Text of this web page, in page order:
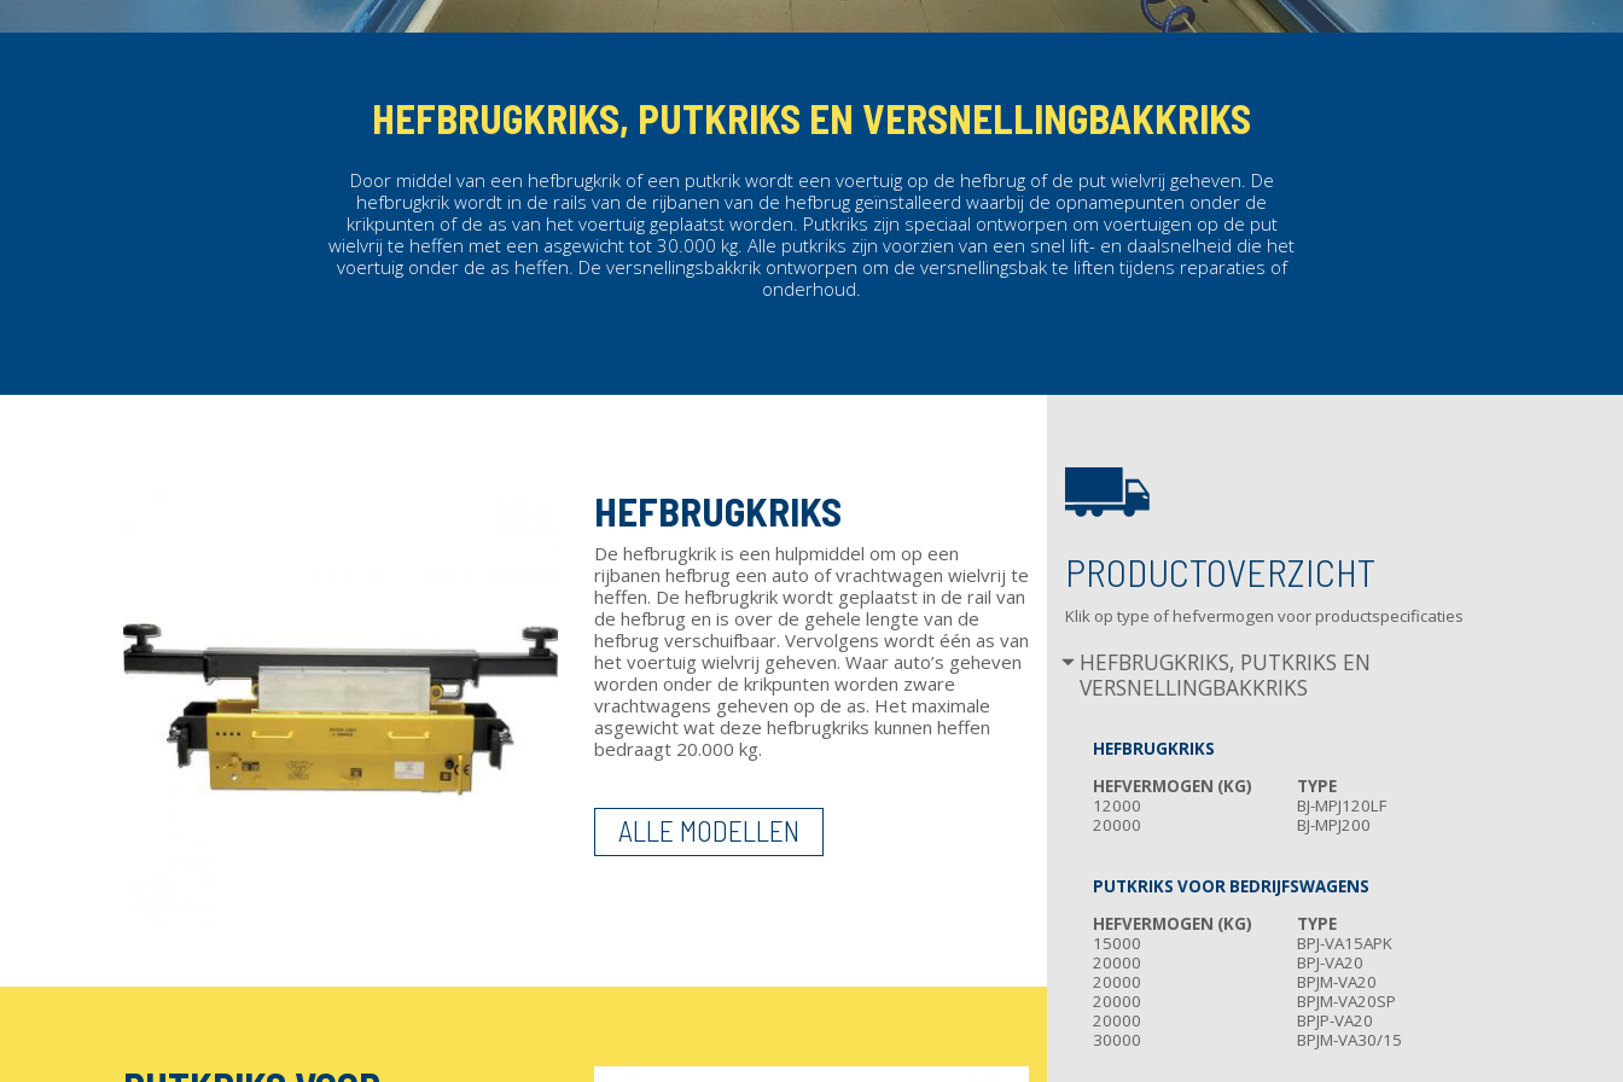
HEFBRUGKRIKS, PUTKRIKS EN VERSNELLINGBAKKRIKS
Door middel van een hefbrugkrik of een putkrik wordt een voertuig op de hefbrug of de put wielvrij geheven. De
hefbrugkrik wordt in de rails van de rijbanen van de hefbrug geïnstalleerd waarbij de opnamepunten onder de
krikpunten of de as van het voertuig geplaatst worden. Putkriks zijn speciaal ontworpen om voertuigen op de put
wielvrij te heffen met een asgewicht tot 30.000 kg. Alle putkriks zijn voorzien van een snel lift- en daalsnelheid die het
voertuig onder de as heffen. De versnellingsbakkrik ontworpen om de versnellingsbak te liften tijdens reparaties of
onderhoud.
HEFBRUGKRIKS
De hefbrugkrik is een hulpmiddel om op een
rijbanen hefbrug een auto of vrachtwagen wielvrij te
heffen. De hefbrugkrik wordt geplaatst in de rail van
de hefbrug en is over de gehele lengte van de
hefbrug verschuifbaar. Vervolgens wordt één as van
het voertuig wielvrij geheven. Waar auto’s geheven
worden onder de krikpunten worden zware
vrachtwagens geheven op de as. Het maximale
asgewicht wat deze hefbrugkriks kunnen heffen
bedraagt 20.000 kg.
ALLE MODELLEN
PRODUCTOVERZICHT
Klik op type of hefvermogen voor productspecificaties
HEFBRUGKRIKS, PUTKRIKS EN
VERSNELLINGBAKKRIKS
HEFBRUGKRIKS
HEFVERMOGEN (KG)
TYPE
12000
BJ-MPJ120LF
20000
BJ-MPJ200
PUTKRIKS VOOR BEDRIJFSWAGENS
HEFVERMOGEN (KG)
TYPE
15000
BPJ-VA15APK
20000
BPJ-VA20
20000
BPJM-VA20
20000
BPJM-VA20SP
20000
BPJP-VA20
30000
BPJM-VA30/15